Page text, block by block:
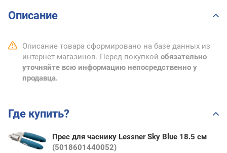
Описание
Описание товара сформировано на базе данных из
интернет-магазинов. Перед покупкой обязательно
уточняйте всю информацию непосредственно у
продавца.
Где купить?
Прес для часнику Lessner Sky Blue 18.5 см
(5018601440052)